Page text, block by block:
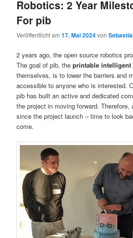
Robotics: 2 Year
For pib
Veröffentlicht am17. Mai 2024von
2 years ago, the open source robotics
The goal of pib, theprintable intelligent
themselves, is to lower the barriers and
accessible to anyone who is interested.
pib has built an active and dedicated
the project in moving forward. Therefore,
since the project launch – time to look
come.